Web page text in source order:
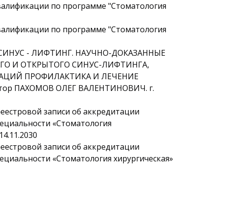
по программе "Стоматология
по программе "Стоматология
- ЛИФТИНГ. НАУЧНО-ДОКАЗАННЫЕ
И ОТКРЫТОГО СИНУС-ЛИФТИНГА,
ПРОФИЛАКТИКА И ЛЕЧЕНИЕ
ПАХОМОВ ОЛЕГ ВАЛЕНТИНОВИЧ. г.
записи об аккредитации
«Стоматология
записи об аккредитации
«Стоматология хирургическая»